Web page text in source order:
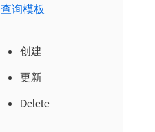
查询模板
创建
更新
Delete